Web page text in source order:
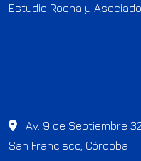
Estudio Rocha y
Av. 9 de Septiembre
San Francisco, Córdoba